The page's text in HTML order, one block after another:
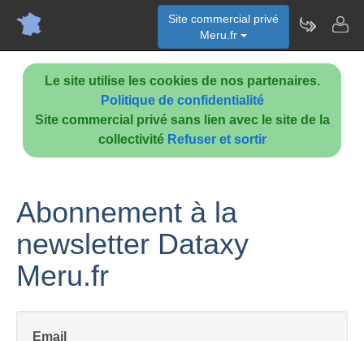
Le site utilise les cookies de nos partenaires.
Politique de confidentialité
Site commercial privé sans lien avec le site de la
collectivité Refuser et sortir
Site commercial privé
Meru.fr
Abonnement à la
newsletter Dataxy
Meru.fr
Email